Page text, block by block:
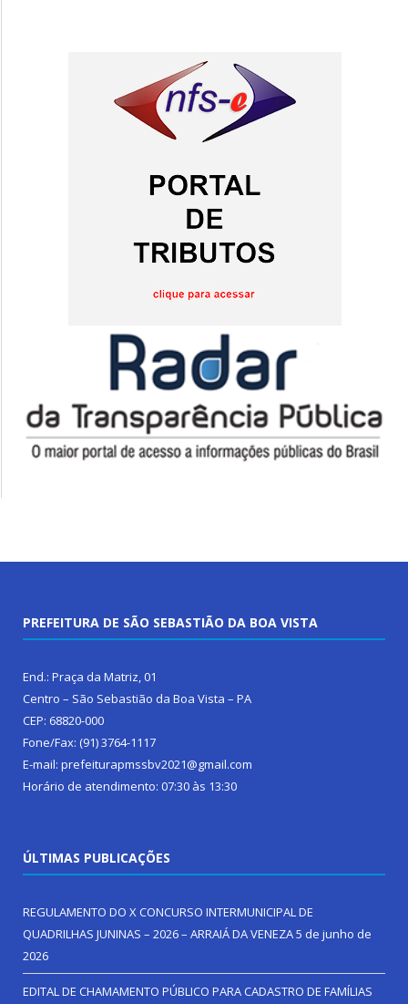
PREFEITURA DE SÃO SEBASTIÃO DA BOA VISTA
End.: Praça da Matriz, 01
Centro – São Sebastião da Boa Vista – PA
CEP: 68820-000
Fone/Fax: (91) 3764-1117
E-mail: prefeiturapmssbv2021@gmail.com
Horário de atendimento: 07:30 às 13:30
ÚLTIMAS PUBLICAÇÕES
REGULAMENTO DO X CONCURSO INTERMUNICIPAL DE
QUADRILHAS JUNINAS – 2026 – ARRAIÁ DA VENEZA5 de junho de
2026
EDITAL DE CHAMAMENTO PÚBLICO PARA CADASTRO DE FAMÍLIAS